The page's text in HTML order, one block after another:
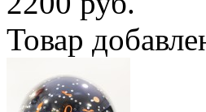
Товар